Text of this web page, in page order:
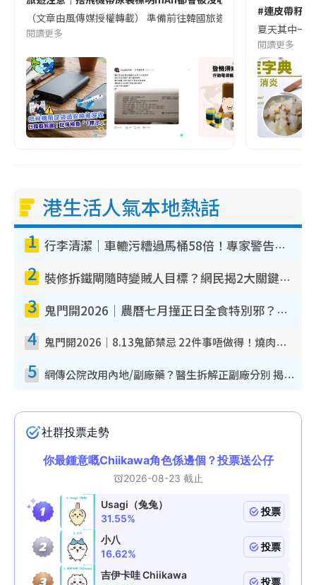
（文章由風傳媒授權轉載） 準備前往韓國旅遊的民眾，近期要
閱讀更多
#連皮帶籽
夏天其中一
閱讀更多
港生活人氣本地熱話
1 行李清潔｜車轆污糟過馬桶58倍！專家警告忌用酒精抹 教1招免污手除菌
2 裝修拆鐵閘隨時變賊人目標？網民揭2大關鍵用途：裝新式等於白裝？附新舊鐵閘分別
3 鬼門開2026｜農曆七月撞正日全食特別邪？專家警告切忌做一事！揭4大禁忌+2招保平安
4 鬼門開2026｜8.13鬼節禁忌 22件事唔做得！燒肉、刺身要少食？半夜勿吹口哨/打呢個電話
5 網傳公院改用內地/副廠藥？醫生拆解正副廠分別 揭4類人換藥隨時出事